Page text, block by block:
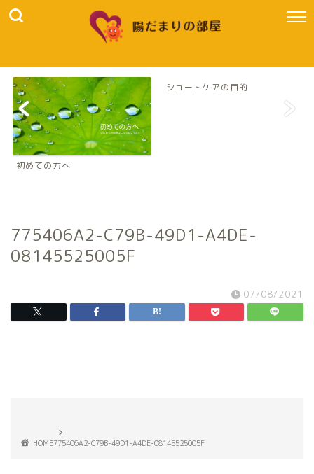
初めての方へ
ショートケアの目的
775406A2-C79B-49D1-A4DE-
08145525005F
07/08/2021
HOME775406A2-C79B-49D1-A4DE-08145525005F